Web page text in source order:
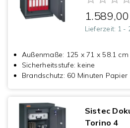
Lieferzeit: 1 -
Außenmaße: 125 x 71 x 58.1 cm
Sicherheitsstufe: keine
Brandschutz: 60 Minuten Papier
Sistec
Torino 4